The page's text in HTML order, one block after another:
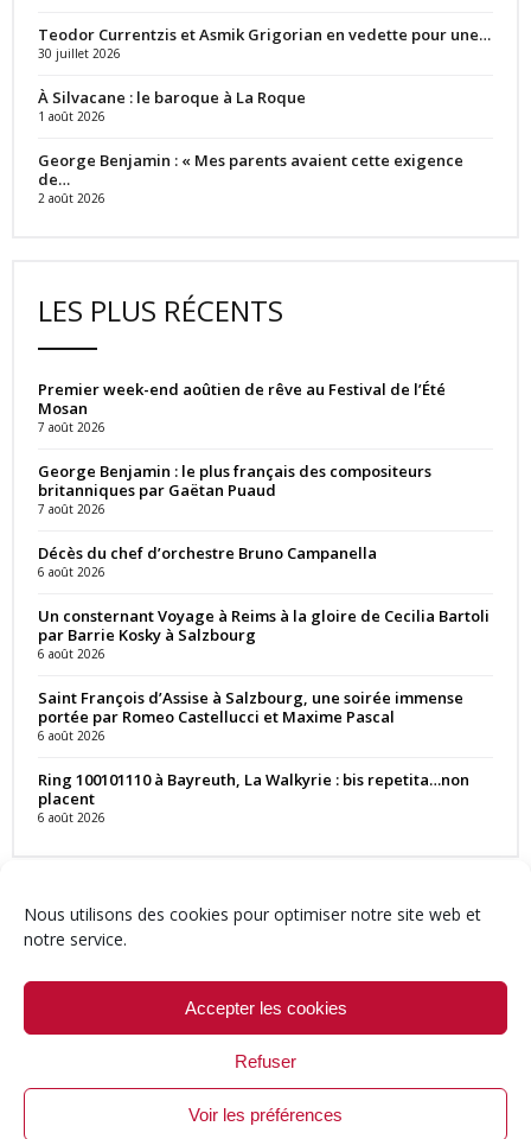
Nous utilisons des cookies pour optimiser notre site web et
notre service.
Accepter les cookies
Refuser
Voir les préférences
Teodor Currentzis et Asmik Grigorian en vedette pour une…
30 juillet 2026
À Silvacane : le baroque à La Roque
1 août 2026
George Benjamin : « Mes parents avaient cette exigence
de…
2 août 2026
LES PLUS RÉCENTS
Premier week-end aoûtien de rêve au Festival de l’Été
Mosan
7 août 2026
George Benjamin : le plus français des compositeurs
britanniques par Gaëtan Puaud
7 août 2026
Décès du chef d’orchestre Bruno Campanella
6 août 2026
Un consternant Voyage à Reims à la gloire de Cecilia Bartoli
par Barrie Kosky à Salzbourg
6 août 2026
Saint François d’Assise à Salzbourg, une soirée immense
portée par Romeo Castellucci et Maxime Pascal
6 août 2026
Ring 100101110 à Bayreuth, La Walkyrie : bis repetita…non
placent
6 août 2026